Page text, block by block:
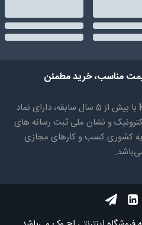
مناسب، خرید مطمئن
با بیش از 5 سال سابقه، دارای نماد
و نشان ملی ثبت رسانه های
کشوری کسب و کارهای مجازی